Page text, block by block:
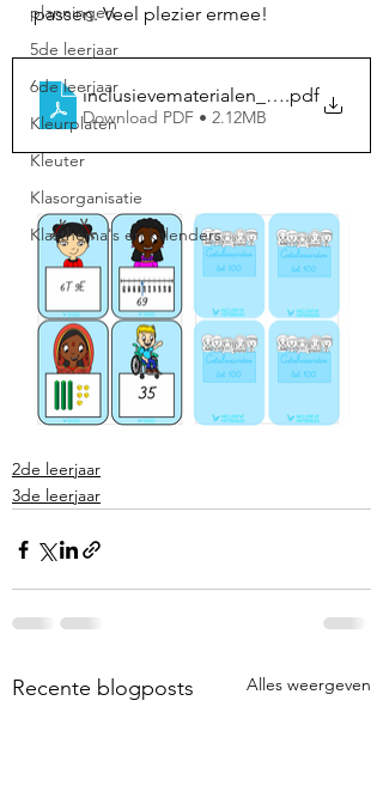
planningen
5de leerjaar
6de leerjaar
Kleurplaten
Kleuter
Klasorganisatie
Klasthema's en kalenders
passen. Veel plezier ermee!
.pdf
Download PDF • 2.12MB
2de leerjaar
3de leerjaar
Recente blogposts Alles weergeven